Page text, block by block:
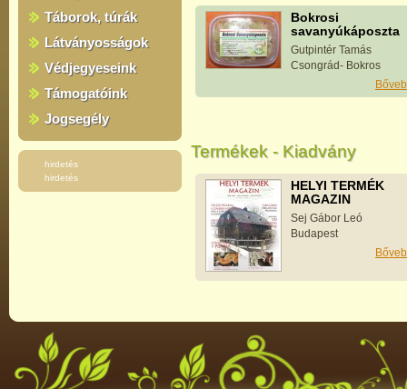
Táborok, túrák
Látványosságok
Védjegyeseink
Támogatóink
Jogsegély
hirdetés
hirdetés
Bokrosi
savanyúkáposzta
Gutpintér Tamás
Csongrád- Bokros
Termékek - Kiadvány
HELYI TERMÉK
MAGAZIN
Sej Gábor Leó
Budapest